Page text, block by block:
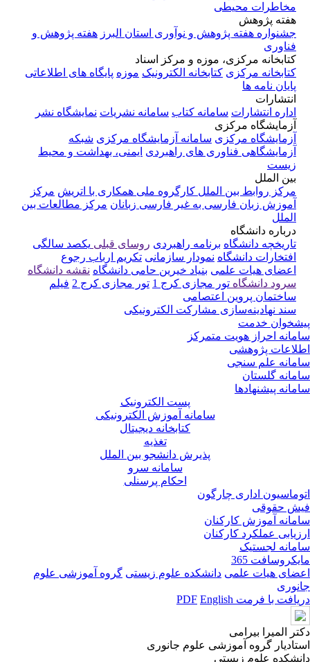
مخاطرات محیطی
هفته پژوهش
جشنواره هفته پژوهش و نوآوری استان البرز هفته پژوهش و
فناوری
کتابخانه مرکزی، موزه و مرکز اسناد
کتابخانه مرکزی کتابخانه الکترونیک موزه پایگاه های اطلاعاتی
پایان نامه ها
انتشارات
اداره انتشارات سامانه کتاب سامانه نشریات نمایشگاه نشر
آزمایشگاه مرکزی
آزمایشگاه مرکزی سامانه آزمایشگاه مرکزی شبکه
آزمایشگاهی فناوری های راهبردی ایمنی، بهداشت و محیط
زیست
بین الملل
مرکز روابط بین الملل کارگروه ملی همکاری با اتریش مرکز
آموزش زبان فارسی به غیر فارسی زبانان مرکز مطالعات بین
الملل
درباره دانشگاه
تاریخچه دانشگاه برنامه راهبردی روسای قبلی یکصد سالگی
افتخارات دانشگاه نمودار سازمانی تکریم ارباب رجوع
اعضای هیات علمی بنیاد خیرین حامی دانشگاه نقشه دانشگاه
سرود دانشگاه تور مجازی کرج 1 تور مجازی کرج 2
فیلم
ساختمان پروین اعتصامی
سند نهادینه‌سازی مشارکت الکترونیکی
پیشخوان خدمت
سامانه احراز هویت متمرکز
اطلاعات پژوهشی
سامانه علم سنجی
سامانه گلستان
سامانه پیشنهادها
پست الکترونیک
سامانه آموزش الکترونیکی
کتابخانه دیجیتال
تغذیه
پذیرش دانشجو بین الملل
سامانه سرو
احکام پرسنلی
اتوماسیون اداری چارگون
فیش حقوقی
سامانه آموزش کارکنان
ارزیابی عملکرد کارکنان
سامانه لجستیک
مایکروسافت 365
اعضای هیات علمی دانشکده علوم زیستی گروه آموزشی علوم
جانوری
دریافت با فرمت PDF English
دکتر المیرا بیرامی
استادیار گروه آموزشی علوم جانوری
دانشکده علوم زیستی